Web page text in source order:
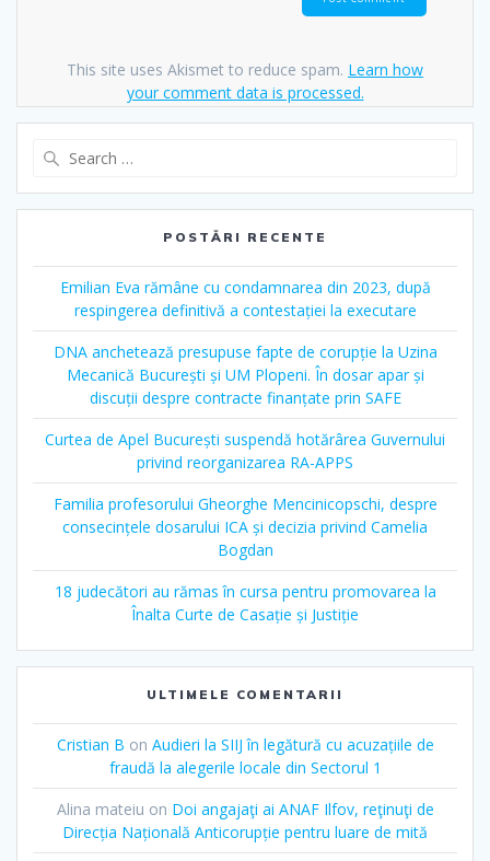
This site uses Akismet to reduce spam. Learn how
your comment data is processed.
POSTĂRI RECENTE
Emilian Eva rămâne cu condamnarea din 2023, după
respingerea definitivă a contestației la executare
DNA anchetează presupuse fapte de corupție la Uzina
Mecanică București și UM Plopeni. În dosar apar și
discuții despre contracte finanțate prin SAFE
Curtea de Apel București suspendă hotărârea Guvernului
privind reorganizarea RA-APPS
Familia profesorului Gheorghe Mencinicopschi, despre
consecințele dosarului ICA și decizia privind Camelia
Bogdan
18 judecători au rămas în cursa pentru promovarea la
Înalta Curte de Casație și Justiție
ULTIMELE COMENTARII
Cristian B on Audieri la SIIJ în legătură cu acuzațiile de
fraudă la alegerile locale din Sectorul 1
Alina mateiu on Doi angajaţi ai ANAF Ilfov, reţinuţi de
Direcția Națională Anticorupție pentru luare de mită